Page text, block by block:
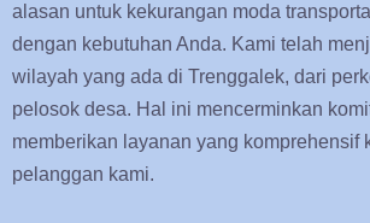
alasan untuk kekurangan moda
dengan kebutuhan Anda. Kami telah
wilayah yang ada di Trenggalek, dari
pelosok desa. Hal ini mencerminkan
memberikan layanan yang komprehensif
pelanggan kami.